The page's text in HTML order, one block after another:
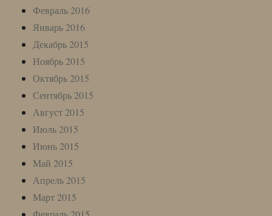
Февраль 2016
Январь 2016
Декабрь 2015
Ноябрь 2015
Октябрь 2015
Сентябрь 2015
Август 2015
Июль 2015
Июнь 2015
Май 2015
Апрель 2015
Март 2015